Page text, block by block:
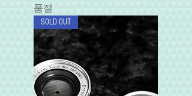
품절
SOLD OUT